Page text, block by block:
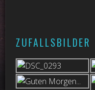
ZUFALLSBILDER